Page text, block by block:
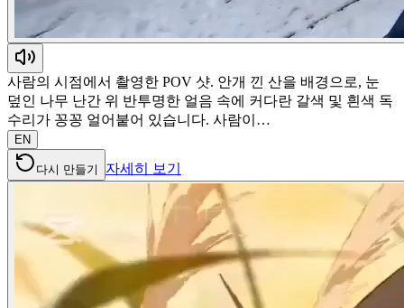
사람의 시점에서 촬영한 POV 샷. 안개 낀 산을 배경으로, 눈
덮인 나무 난간 위 반투명한 얼음 속에 커다란 갈색 및 흰색 독
수리가 꽁꽁 얼어붙어 있습니다. 사람이…
EN
다시 만들기 자세히 보기